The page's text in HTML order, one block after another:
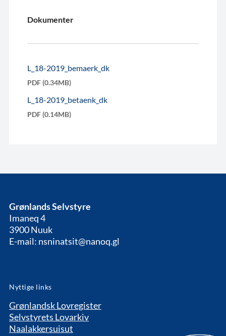
Dokumenter
L_18-2019_bemaerk_dk
PDF (0.34MB)
L_18-2019_betaenk_dk
PDF (0.14MB)
Grønlands Selvstyre
Imaneq 4
3900 Nuuk
E-mail: nsninatsit@nanoq.gl
Nyttige links
Grønlandsk Lovregister
Selvstyrets Lovarkiv
Naalakkersuisut